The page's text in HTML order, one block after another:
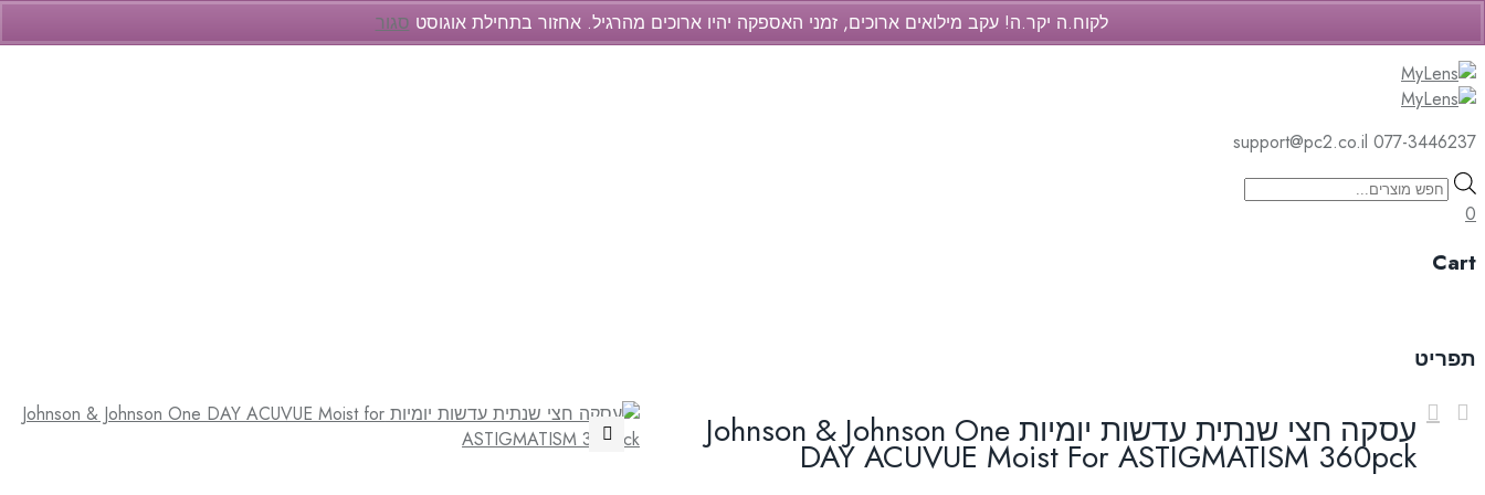
077-3446237
Products
search
0
Cart
content
תפריט
עסקה חצי שנתית עדשות יומיות Johnson & Johnson One
DAY ACUVUE Moist For ASTIGMATISM 360pck
לקוח.ה יקר.ה! עקב מילואים ארוכים, זמני האספקה יהיו ארוכים מהרגיל. אחזור בתחילת אוגוסט סגור